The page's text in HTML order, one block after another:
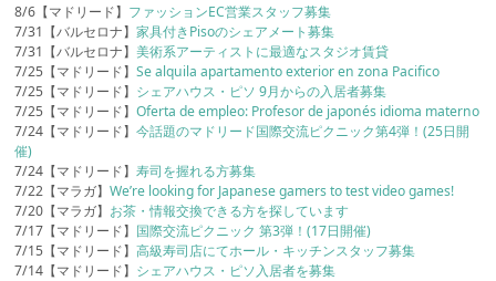
8/6【マドリード】 ファッションEC営業スタッフ募集
7/31【バルセロナ】家具付きPisoのシェアメート募集
7/31【バルセロナ】美術系アーティストに最適なスタジオ賃貸
7/25【マドリード】Se alquila apartamento exterior en zona Pacifico
7/25【マドリード】 シェアハウス・ピソ 9月からの入居者募集
7/25【マドリード】Oferta de empleo: Profesor de japonés idioma materno
7/24【マドリード】今話題のマドリード国際交流ピクニック第4弾！(25日開
催)
7/24【マドリード】寿司を握れる方募集
7/22【マラガ】We’re looking for Japanese gamers to test video games!
7/20【マラガ】 お茶・情報交換できる方を探しています
7/17【マドリード】 国際交流ピクニック 第3弾！(17日開催)
7/15【マドリード】高級寿司店にてホール・キッチンスタッフ募集
7/14【マドリード】 シェアハウス・ピソ入居者を募集